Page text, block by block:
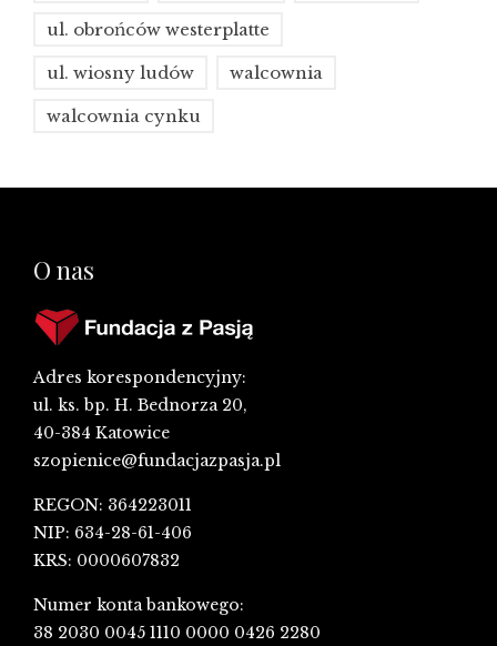
ul. obrońców westerplatte
ul. wiosny ludów walcownia
walcownia cynku
O nas
Adres korespondencyjny:
ul. ks. bp. H. Bednorza 20,
40-384 Katowice
szopienice@fundacjazpasja.pl
REGON: 364223011
NIP: 634-28-61-406
KRS: 0000607832
Numer konta bankowego:
38 2030 0045 1110 0000 0426 2280